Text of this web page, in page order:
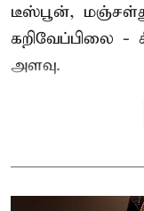
டீஸ்பூன்,
கறிவேப்பிலை -
அளவு.